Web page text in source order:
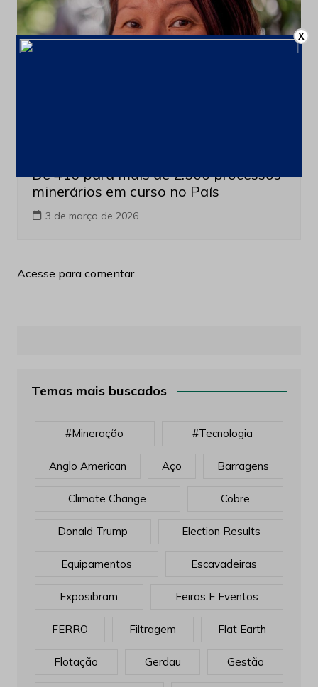
De 416 para mais de 2.500 processos
minerários em curso no País
3 de março de 2026
Acesse para comentar.
Temas mais buscados
#mineração #tecnologia
Anglo American Aço Barragens
Climate Change Cobre
Donald Trump Election Results
Equipamentos Escavadeiras
Exposibram Feiras E Eventos
FERRO Filtragem Flat Earth
Flotação Gerdau Gestão
X